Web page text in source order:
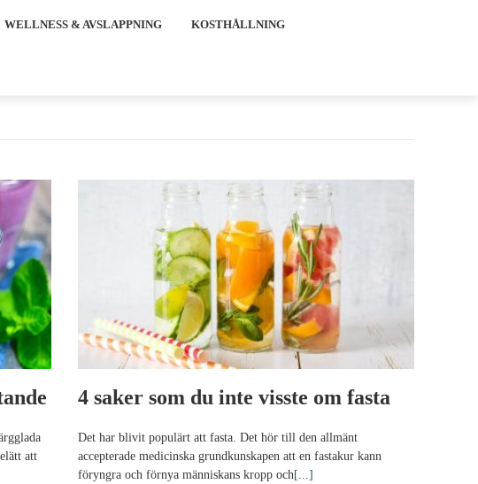
WELLNESS & AVSLAPPNING KOSTHÅLLNING
att
4 saker som du inte visste om fasta
Det har blivit populärt att fasta. Det hör till den allmänt
accepterade medicinska grundkunskapen att en fastakur kann
föryngra och förnya människans kropp och[...]